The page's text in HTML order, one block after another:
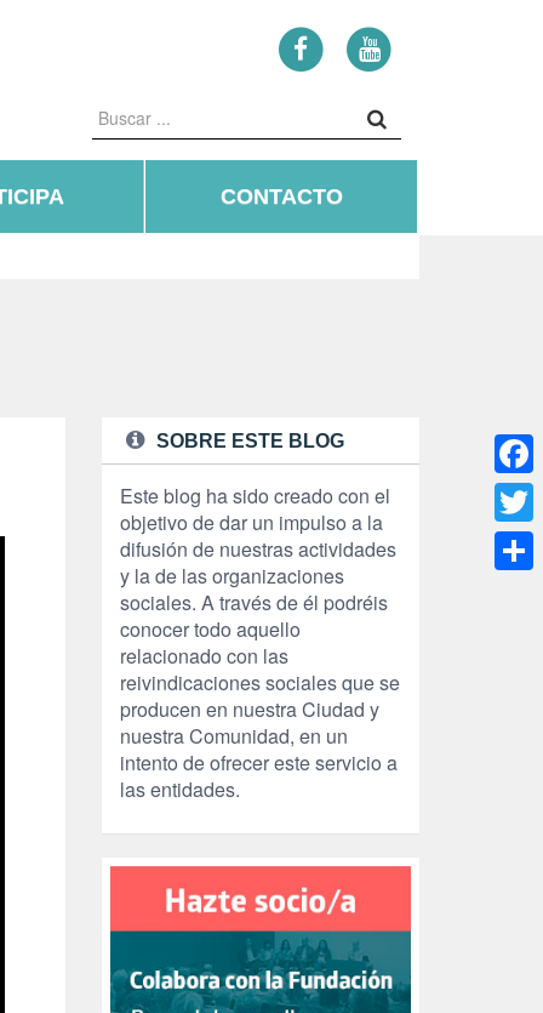
CONTACTO
SOBRE ESTE BLOG
Este blog ha sido creado con el
objetivo de dar un impulso a la
difusión de nuestras actividades
y la de las organizaciones
sociales. A través de él podréis
conocer todo aquello
relacionado con las
reivindicaciones sociales que se
producen en nuestra Ciudad y
nuestra Comunidad, en un
intento de ofrecer este servicio a
las entidades.